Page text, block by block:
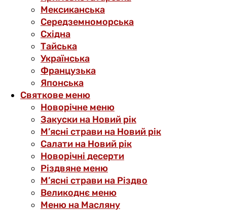
Мексиканська
Середземноморська
Східна
Тайська
Українська
Французька
Японська
Святкове меню
Новорічне меню
Закуски на Новий рік
М’ясні страви на Новий рік
Салати на Новий рік
Новорічні десерти
Різдвяне меню
М’ясні страви на Різдво
Великоднє меню
Меню на Масляну